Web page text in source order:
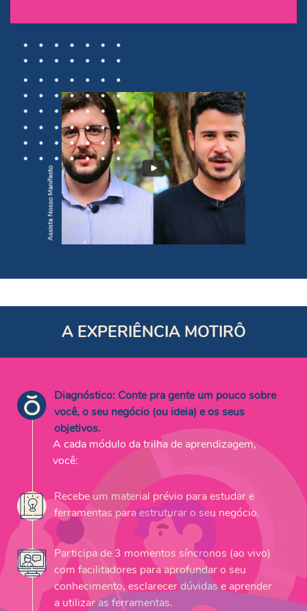
A EXPERIÊNCIA MOTIRÔ
Diagnóstico: Conte pra gente um pouco sobre
você, o seu negócio (ou ideia) e os seus
objetivos.
A cada módulo da trilha de aprendizagem,
você:
Recebe um material prévio para estudar e
ferramentas para estruturar o seu negócio.
Participa de 3 momentos síncronos (ao vivo)
com facilitadores para aprofundar o seu
conhecimento, esclarecer dúvidas e aprender
a utilizar as ferramentas.